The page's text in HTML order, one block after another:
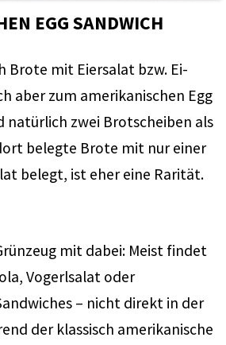
EGG SANDWICH
Brote mit Eiersalat bzw. Ei-
aber zum amerikanischen Egg
natürlich zwei Brotscheiben als
belegte Brote mit nur einer
belegt, ist eher eine Rarität.
mit dabei: Meist findet
Vogerlsalat oder
– nicht direkt in der
der klassisch amerikanische